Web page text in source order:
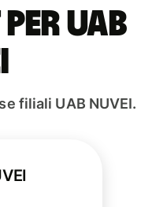
UAB
filiali UAB NUVEI.